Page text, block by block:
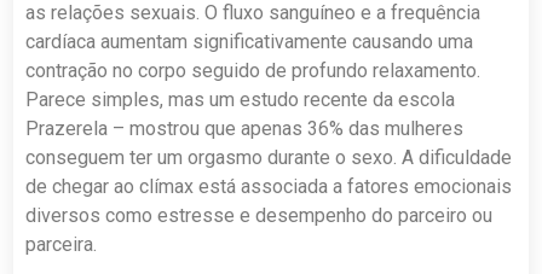
as relações sexuais. O fluxo sanguíneo e a frequência
cardíaca aumentam significativamente causando uma
contração no corpo seguido de profundo relaxamento.
Parece simples, mas um estudo recente da escola
Prazerela – mostrou que apenas 36% das mulheres
conseguem ter um orgasmo durante o sexo. A dificuldade
de chegar ao clímax está associada a fatores emocionais
diversos como estresse e desempenho do parceiro ou
parceira.